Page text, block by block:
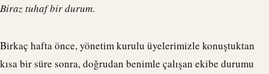
Biraz tuhaf bir durum.
Birkaç hafta önce, yönetim kurulu üyelerimizle konuştuktan
kısa bir süre sonra, doğrudan benimle çalışan ekibe durumu